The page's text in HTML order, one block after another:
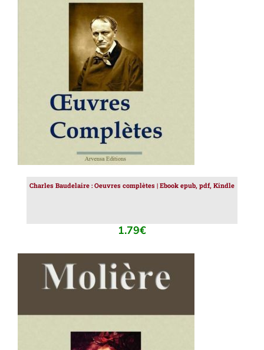
AJOUTER AU PANIER /
Charles Baudelaire : Oeuvres complètes | Ebook epub, pdf, Kindle
1.79€